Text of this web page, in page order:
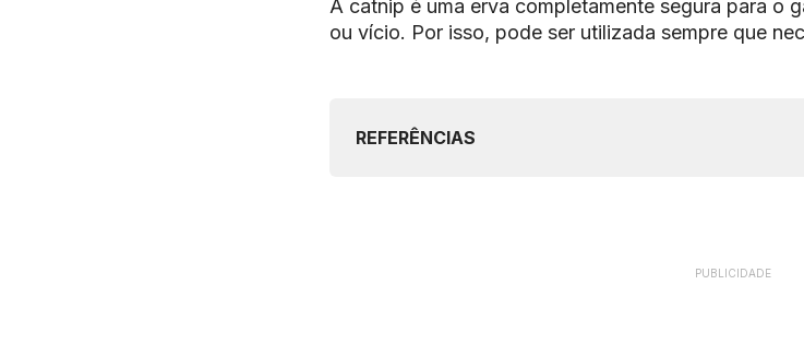
A catnip é uma erva completamente segura para o
ou vício. Por isso, pode ser utilizada sempre que
REFERÊNCIAS
PUBLICIDADE